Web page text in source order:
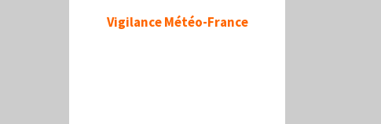
Vigilance Météo-France